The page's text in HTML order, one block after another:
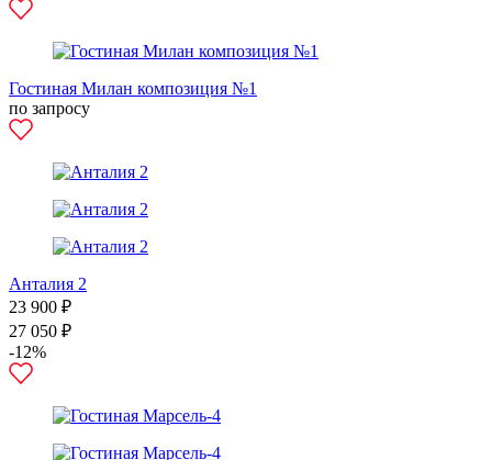
Гостиная Милан композиция №1
по запросу
Анталия 2
23 900 ₽
27 050 ₽
-12%